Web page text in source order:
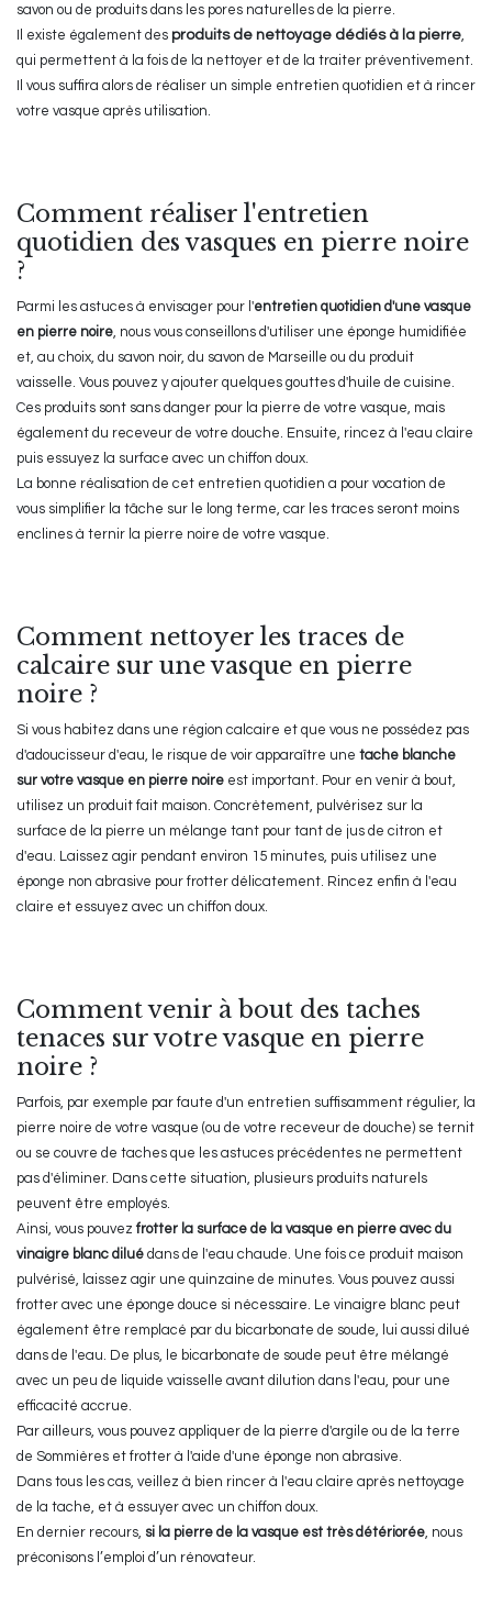
savon ou de produits dans les pores naturelles de la pierre.
Il existe également des produits de nettoyage dédiés à la pierre,
qui permettent à la fois de la nettoyer et de la traiter préventivement.
Il vous suffira alors de réaliser un simple entretien quotidien et à rincer
votre vasque après utilisation.
Comment réaliser l'entretien
quotidien des vasques en pierre noire
?
Parmi les astuces à envisager pour l'entretien quotidien d'une vasque
en pierre noire, nous vous conseillons d'utiliser une éponge humidifiée
et, au choix, du savon noir, du savon de Marseille ou du produit
vaisselle. Vous pouvez y ajouter quelques gouttes d'huile de cuisine.
Ces produits sont sans danger pour la pierre de votre vasque, mais
également du receveur de votre douche. Ensuite, rincez à l'eau claire
puis essuyez la surface avec un chiffon doux.
La bonne réalisation de cet entretien quotidien a pour vocation de
vous simplifier la tâche sur le long terme, car les traces seront moins
enclines à ternir la pierre noire de votre vasque.
Comment nettoyer les traces de
calcaire sur une vasque en pierre
noire ?
Si vous habitez dans une région calcaire et que vous ne possédez pas
d'adoucisseur d'eau, le risque de voir apparaître une tache blanche
sur votre vasque en pierre noire est important. Pour en venir à bout,
utilisez un produit fait maison. Concrètement, pulvérisez sur la
surface de la pierre un mélange tant pour tant de jus de citron et
d'eau. Laissez agir pendant environ 15 minutes, puis utilisez une
éponge non abrasive pour frotter délicatement. Rincez enfin à l'eau
claire et essuyez avec un chiffon doux.
Comment venir à bout des taches
tenaces sur votre vasque en pierre
noire ?
Parfois, par exemple par faute d'un entretien suffisamment régulier, la
pierre noire de votre vasque (ou de votre receveur de douche) se ternit
ou se couvre de taches que les astuces précédentes ne permettent
pas d'éliminer. Dans cette situation, plusieurs produits naturels
peuvent être employés.
Ainsi, vous pouvez frotter la surface de la vasque en pierre avec du
vinaigre blanc dilué dans de l'eau chaude. Une fois ce produit maison
pulvérisé, laissez agir une quinzaine de minutes. Vous pouvez aussi
frotter avec une éponge douce si nécessaire. Le vinaigre blanc peut
également être remplacé par du bicarbonate de soude, lui aussi dilué
dans de l'eau. De plus, le bicarbonate de soude peut être mélangé
avec un peu de liquide vaisselle avant dilution dans l'eau, pour une
efficacité accrue.
Par ailleurs, vous pouvez appliquer de la pierre d'argile ou de la terre
de Sommières et frotter à l'aide d'une éponge non abrasive.
Dans tous les cas, veillez à bien rincer à l'eau claire après nettoyage
de la tache, et à essuyer avec un chiffon doux.
En dernier recours, si la pierre de la vasque est très détériorée, nous
préconisons l’emploi d’un rénovateur.